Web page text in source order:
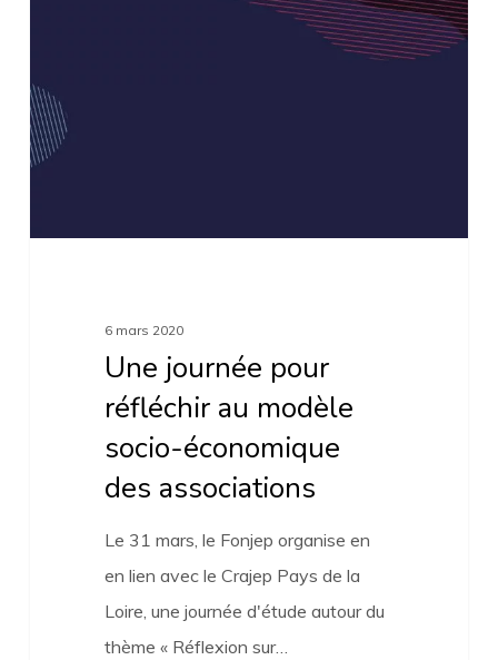
au
modèle
socio-
des
6 mars 2020
Une journée pour
réfléchir au modèle
socio-économique
des associations
Le 31 mars, le Fonjep organise en
en lien avec le Crajep Pays de la
Loire, une journée d'étude autour du
thème « Réflexion sur…